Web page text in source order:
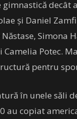
decât
și Daniel
Simona
Camelia Potec.
pentru
în unele săli
au copiat